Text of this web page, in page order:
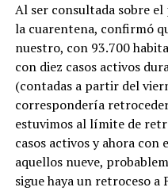
Al ser consultada sobre el
la cuarentena, confirmó
nuestro, con 93.700
con diez casos activos
(contadas a partir del
correspondería
estuvimos al límite de
casos activos y ahora con
aquellos nueve,
sigue haya un retroceso a